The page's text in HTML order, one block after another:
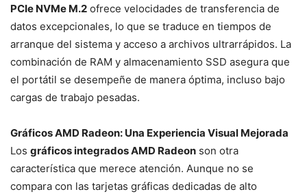
PCIe NVMe M.2 ofrece velocidades de transferencia de
datos excepcionales, lo que se traduce en tiempos de
arranque del sistema y acceso a archivos ultrarrápidos. La
combinación de RAM y almacenamiento SSD asegura que
el portátil se desempeñe de manera óptima, incluso bajo
cargas de trabajo pesadas.
Gráficos AMD Radeon: Una Experiencia Visual Mejorada
Los gráficos integrados AMD Radeon son otra
característica que merece atención. Aunque no se
compara con las tarjetas gráficas dedicadas de alto